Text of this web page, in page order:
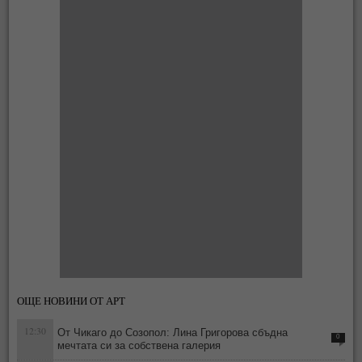
ОЩЕ НОВИНИ ОТ АРТ
12:30
От Чикаго до Созопол: Лина Григорова сбъдна
мечтата си за собствена галерия
0